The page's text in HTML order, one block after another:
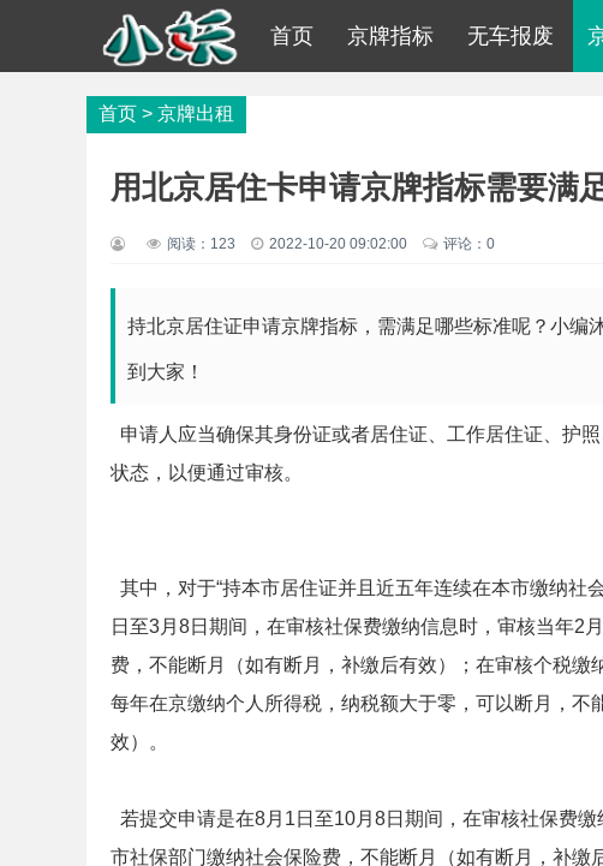
首页 京牌指标 无车报废
首页 > 京牌出租
用北京居住卡申请京牌指标需要满
阅读： 123 2022-10-20 09:02:00 评论：0
持北京居住证申请京牌指标，需满足哪些标准呢？小
到大家！
申请人应当确保其身份证或者居住证、工作居住证、护
状态，以便通过审核。
其中，对于“持本市居住证并且近五年连续在本市缴纳社
日至3月8日期间，在审核社保费缴纳信息时，审核当年2
费，不能断月（如有断月，补缴后有效）；在审核个税缴
每年在京缴纳个人所得税，纳税额大于零，可以断月，
效）。
若提交申请是在8月1日至10月8日期间，在审核社保费
市社保部门缴纳社会保险费，不能断月（如有断月，补